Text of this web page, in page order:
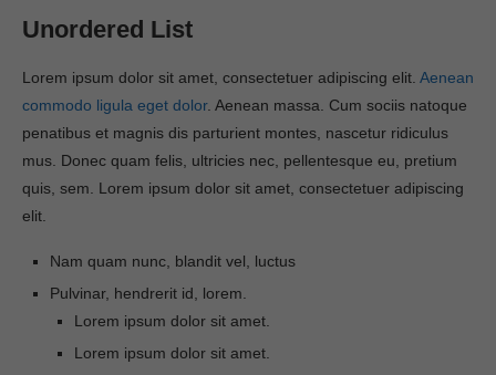
Unordered List
Lorem ipsum dolor sit amet, consectetuer adipiscing elit. Aenean
commodo ligula eget dolor. Aenean massa. Cum sociis natoque
penatibus et magnis dis parturient montes, nascetur ridiculus
mus. Donec quam felis, ultricies nec, pellentesque eu, pretium
quis, sem. Lorem ipsum dolor sit amet, consectetuer adipiscing
elit.
Nam quam nunc, blandit vel, luctus
Pulvinar, hendrerit id, lorem.
Lorem ipsum dolor sit amet.
Lorem ipsum dolor sit amet.